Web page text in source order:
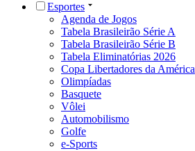
Esportes
Agenda de Jogos
Tabela Brasileirão Série A
Tabela Brasileirão Série B
Tabela Eliminatórias 2026
Copa Libertadores da América
Olimpíadas
Basquete
Vôlei
Automobilismo
Golfe
e-Sports